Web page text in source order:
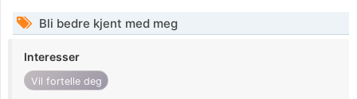
Bli bedre kjent med meg
Interesser
Vil fortelle deg